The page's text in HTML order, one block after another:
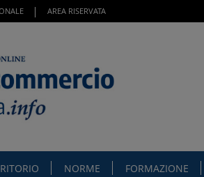
AREA RISERVATA
NORME FORMAZIONE